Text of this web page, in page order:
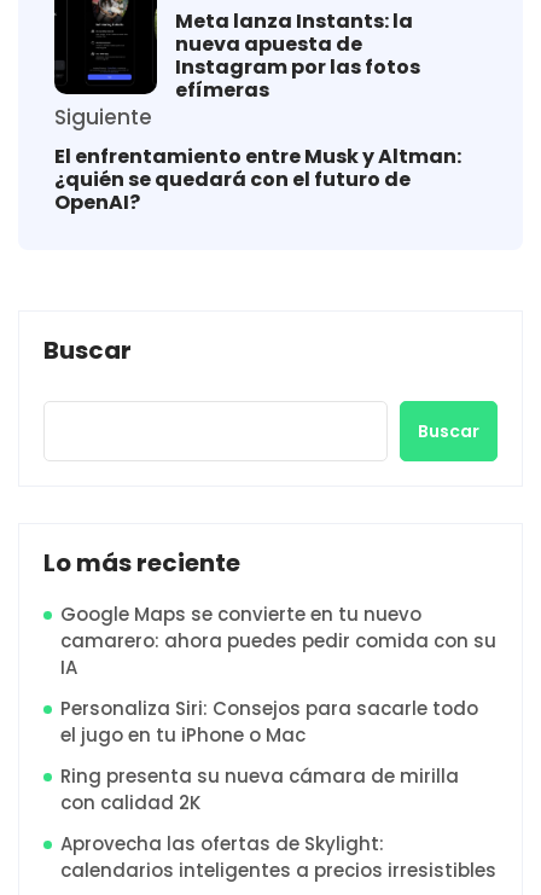
Meta lanza Instants: la
nueva apuesta de
Instagram por las fotos
efímeras
Siguiente
El enfrentamiento entre Musk y Altman:
¿quién se quedará con el futuro de
OpenAI?
Buscar
Buscar
Lo más reciente
Google Maps se convierte en tu nuevo
camarero: ahora puedes pedir comida con su
IA
Personaliza Siri: Consejos para sacarle todo
el jugo en tu iPhone o Mac
Ring presenta su nueva cámara de mirilla
con calidad 2K
Aprovecha las ofertas de Skylight:
calendarios inteligentes a precios irresistibles